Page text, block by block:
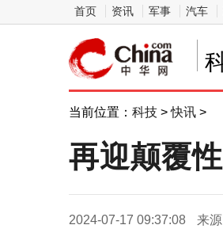
首页 资讯 军事 汽车
当前位置： 科技 >快讯 >
再迎颠覆
2024-07-17 09:37:08 来